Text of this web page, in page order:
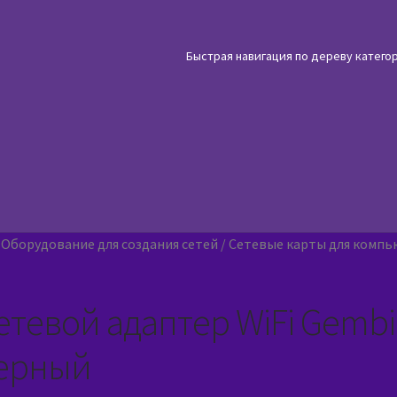
Быстрая навигация по дереву
Оборудование для создания сетей /Сетевые карты для
адаптер WiFi